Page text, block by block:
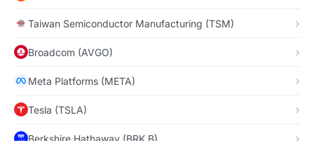
Taiwan Semiconductor Manufacturing (TSM)
Broadcom (AVGO)
Meta Platforms (META)
Tesla (TSLA)
Berkshire Hathaway (BRK.B)